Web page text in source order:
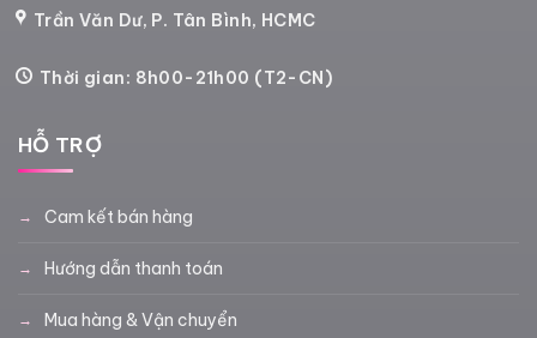
Trần Văn Dư, P. Tân Bình, HCMC
Thời gian: 8h00-21h00 (T2-CN)
HỖ TRỢ
Cam kết bán hàng
Hướng dẫn thanh toán
Mua hàng & Vận chuyển